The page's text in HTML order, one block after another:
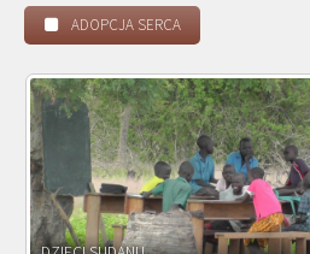
ADOPCJA SERCA